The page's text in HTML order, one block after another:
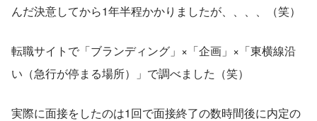
んだ決意してから1年半程かかりましたが、、、、（笑）
転職サイトで「ブランディング」×「企画」×「東横線沿
い（急行が停まる場所）」で調べました（笑）
実際に面接をしたのは1回で面接終了の数時間後に内定の